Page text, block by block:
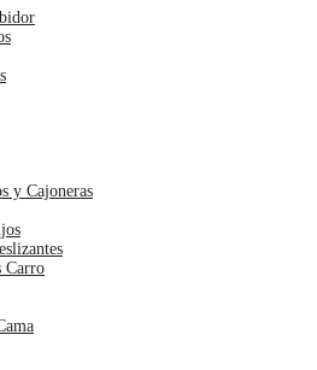
y Cajoneras
Carro